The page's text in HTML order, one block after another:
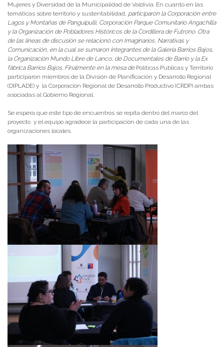
Mujeres y Diversidad de la Municipalidad de Valdivia. En cuanto en las
temáticas sobre territorio y sustentabilidad, participaron la Corporación entre
Lagos y Montañas de Panguipulli, Corporación Parque Comunitario Angachilla
y la Organización de Pobladores Históricos de la Cordillera de Futrono. Otra
de las líneas de discusión se relacionó con Imaginarios, Narrativas y
Comunicación, en la cual se sumaron integrantes de la Galería Barrios Bajos,
la Organización Mundo Libre de Lanco, de Documentales de Barrio y la Ex
fábrica Barrios Bajos. Finalmente en la mesa de Políticas Públicas y Territorio
participaron miembros de la División de Planificación y Desarrollo Regional
(DIPLADE) y la Corporación Regional de Desarrollo Productivo (CRDP) ambas
asociadas al Gobierno Regional.
Se espera que este tipo de encuentros se repita dentro del marco del
proyecto y el equipo agradece la participación de cada una de las
organizaciones locales.